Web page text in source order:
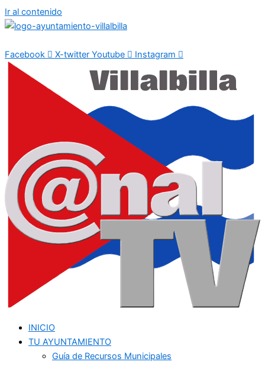
Ir al contenido
Facebook X-twitter Youtube Instagram
INICIO
TU AYUNTAMIENTO
Guía de Recursos Municipales